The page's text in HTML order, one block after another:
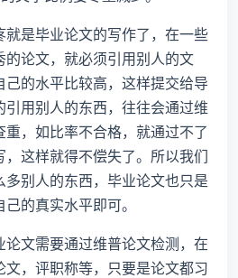
就是毕业论文的写作了，在一些
的论文，就必须引用别人的文
己的水平比较高，这样提交给导
引用别人的东西，往往会通过维
，如比率不合格，就通过不了
，这样就得不偿失了。所以我们
别人的东西，毕业论文也只是
的真实水平即可。
文需要通过维普论文检测，在
，评职称等，只要是论文都习